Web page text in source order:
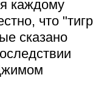
каждому
что "тигр
сказано